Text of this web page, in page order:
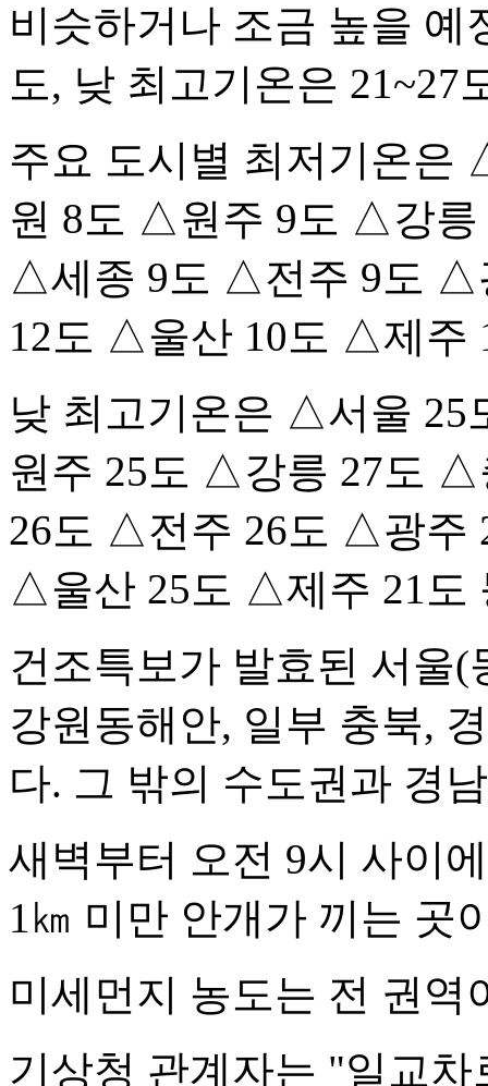
비슷하거나 조금 높을 예
도, 낮 최고기온은 21~27
주요 도시별 최저기온
원 8도 △원주 9도 △강
△세종 9도 △전주 9도 △
12도 △울산 10도 △제주
낮 최고기온은 △서울
원주 25도 △강릉 27도
26도 △전주 26도 △광주
△울산 25도 △제주 21도
건조특보가 발효된 서울
강원동해안, 일부 충북,
다. 그 밖의 수도권과 경
새벽부터 오전 9시 사이
1㎞ 미만 안개가 끼는 곳
미세먼지 농도는 전 권역
기상청 관계자는 "일교